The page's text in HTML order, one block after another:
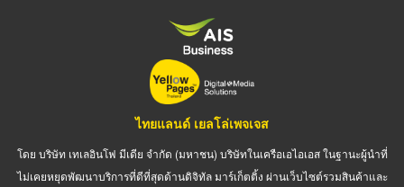
ไทยแลนด์ เยลโล่เพจเจส
โดย บริษัท เทเลอินโฟ มีเดีย จำกัด (มหาชน) บริษัทในเครือเอไอเอส ในฐานะผู้นำที่
ไม่เคยหยุดพัฒนาบริการที่ดีที่สุดด้านดิจิทัล มาร์เก็ตติ้ง ผ่านเว็บไซต์รวมสินค้าและ